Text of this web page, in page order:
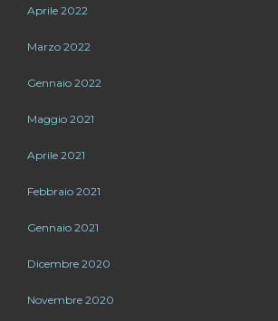
Aprile 2022
Marzo 2022
Gennaio 2022
Maggio 2021
Aprile 2021
Febbraio 2021
Gennaio 2021
Dicembre 2020
Novembre 2020